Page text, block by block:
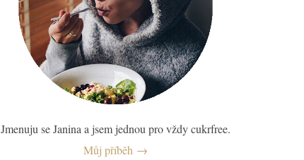
Jmenuju se Janina a jsem jednou pro vždy cukrfree.
Můj příběh →